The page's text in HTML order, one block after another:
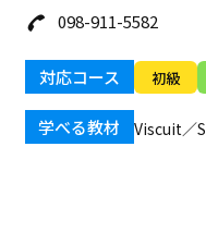
098-911-5582
対応コース 初級
学べる教材 Viscuit／